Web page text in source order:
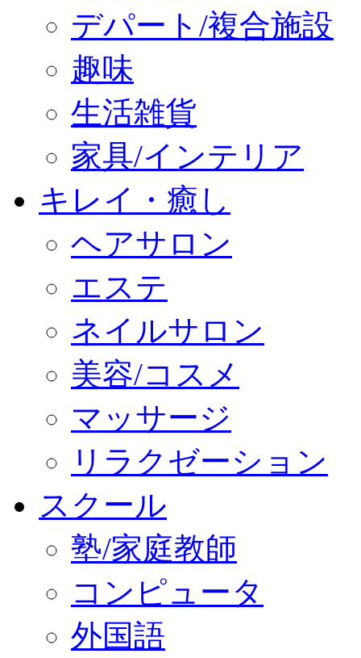
デパート/複合施設
趣味
生活雑貨
家具/インテリア
キレイ・癒し
ヘアサロン
エステ
ネイルサロン
美容/コスメ
マッサージ
リラクゼーション
スクール
塾/家庭教師
コンピュータ
外国語